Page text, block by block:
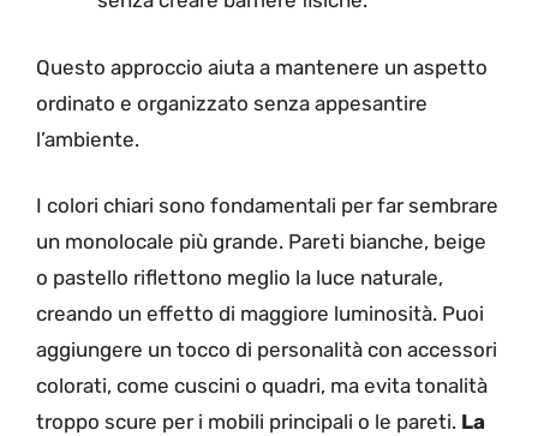
Questo approccio aiuta a mantenere un aspetto
ordinato e organizzato senza appesantire
l’ambiente.
I colori chiari sono fondamentali per far sembrare
un monolocale più grande. Pareti bianche, beige
o pastello riflettono meglio la luce naturale,
creando un effetto di maggiore luminosità. Puoi
aggiungere un tocco di personalità con accessori
colorati, come cuscini o quadri, ma evita tonalità
troppo scure per i mobili principali o le pareti. La